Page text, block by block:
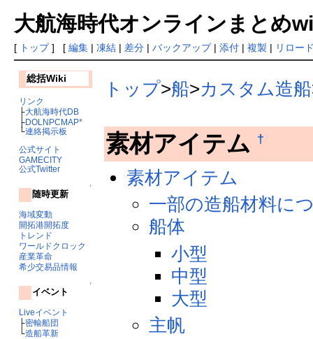
大航海時代オンラインまとめ
[ トップ] [ 編集| 凍結| 差分| バックアップ| 添付| 複製 | リロー
総括Wiki
リンク
├大航海時代DB
├DOLNPCMAP*
└連絡掲示板
公式サイト
GAMECITY
公式Twitter
↑
随時更新
海域変動
開拓港開拓度
トレンド
ワールドクロック
産業革命
希少交易品情報
↑
イベント
Liveイベント
├密輸船団
└造船革新
トップ>船>カスタム造船
素材アイテム †
素材アイテム
一部の造船材料に
船体
小型
中型
大型
主帆